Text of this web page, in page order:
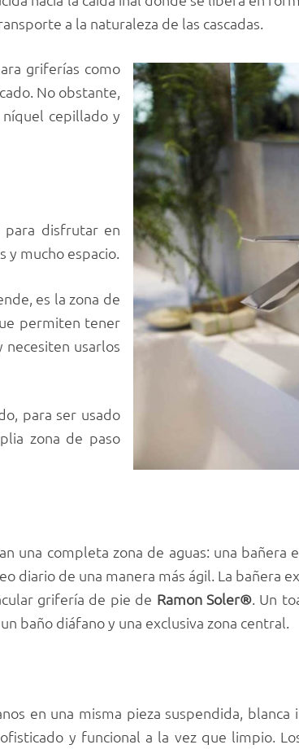
a la naturaleza de las cascadas.
griferías como
No obstante,
cepillado y
para disfrutar en
y mucho espacio.
es la zona de
permiten tener
necesiten usarlos
para ser usado
zona de paso
una completa zona de aguas: una bañera
diario de una manera más ágil. La bañera
grifería de pie de Ramon Soler®. Un
baño diáfano y una exclusiva zona central.
en una misma pieza suspendida,
y funcional a la vez que limpio.